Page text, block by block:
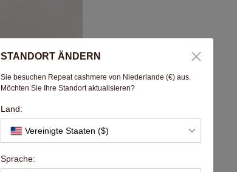
STANDORT ÄNDERN
Sie besuchen Repeat cashmere von Niederlande (€) aus.
Möchten Sie Ihre Standort aktualisieren?
Land:
Vereinigte Staaten ($)
Sprache: